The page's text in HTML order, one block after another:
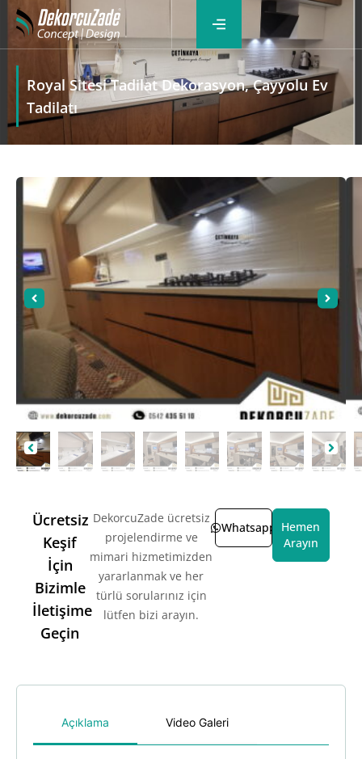
Royal Sitesi Tadilat Dekorasyon, Çayyolu Ev
Tadilatı
Ücretsiz
Keşif
İçin
Bizimle
İletişime
Geçin
DekorcuZade ücretsiz
projelendirme ve
mimari hizmetimizden
yararlanmak ve her
türlü sorularınız için
lütfen bizi arayın.
Whatsapp
Hemen
Arayın
Açıklama Video Galeri